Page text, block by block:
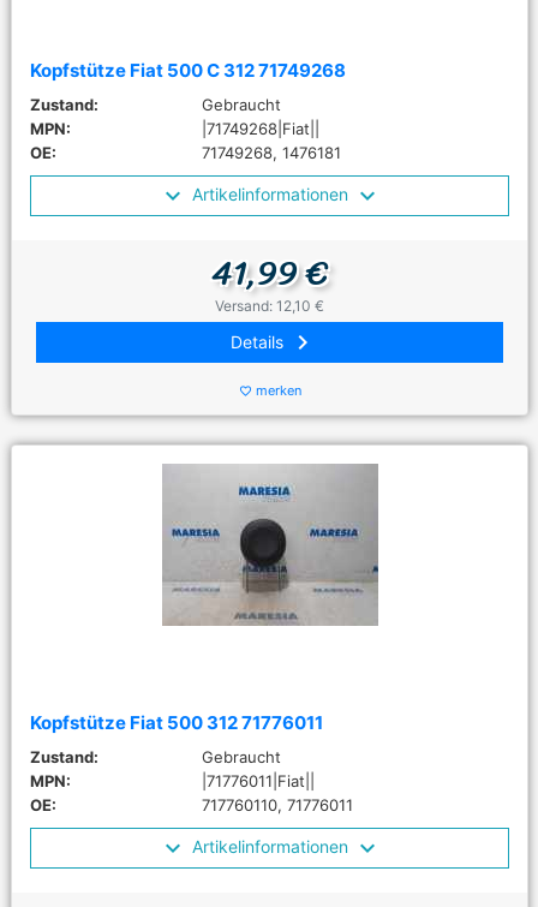
Kopfstütze Fiat 500 C 312 71749268
Zustand:
Gebraucht
MPN:
|71749268|Fiat||
OE:
71749268, 1476181
Artikelinformationen
41,99 €
Versand: 12,10 €
Details keyboard_arrow_right
favorite_border merken
Kopfstütze Fiat 500 312 71776011
Zustand:
Gebraucht
MPN:
|71776011|Fiat||
OE:
717760110, 71776011
Artikelinformationen